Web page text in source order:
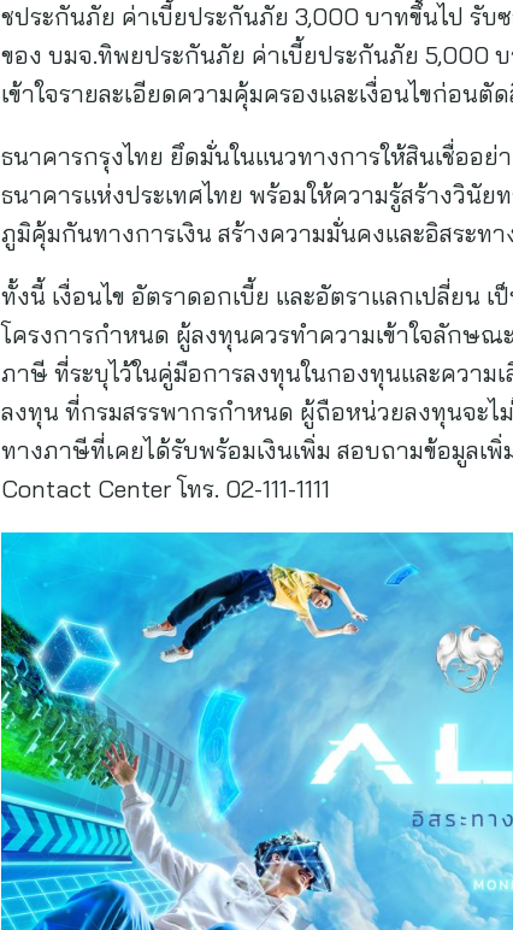
ชประกันภัย ค่าเบี้ยประกันภัย 3,000 บาทขึ้นไป รั
ของ บมจ.ทิพยประกันภัย ค่าเบี้ยประกันภัย 5,000
เข้าใจรายละเอียดความคุ้มครองและเงื่อนไขก่อน
ธนาคารกรุงไทย ยึดมั่นในแนวทางการให้สินเชื่ออย่
ธนาคารแห่งประเทศไทย พร้อมให้ความรู้สร้างวินัย
ภูมิคุ้มกันทางการเงิน สร้างความมั่นคงและอิสระทา
ทั้งนี้ เงื่อนไข อัตราดอกเบี้ย และอัตราแลกเปลี่ยน
โครงการกำหนด ผู้ลงทุนควรทำความเข้าใจลักษณ
ภาษี ที่ระบุไว้ในคู่มือการลงทุนในกองทุนและความ
ลงทุน ที่กรมสรรพากรกำหนด ผู้ถือหน่วยลงทุนจะไ
ทางภาษีที่เคยได้รับพร้อมเงินเพิ่ม สอบถามข้อมูล
Contact Center โทร. 02-111-1111